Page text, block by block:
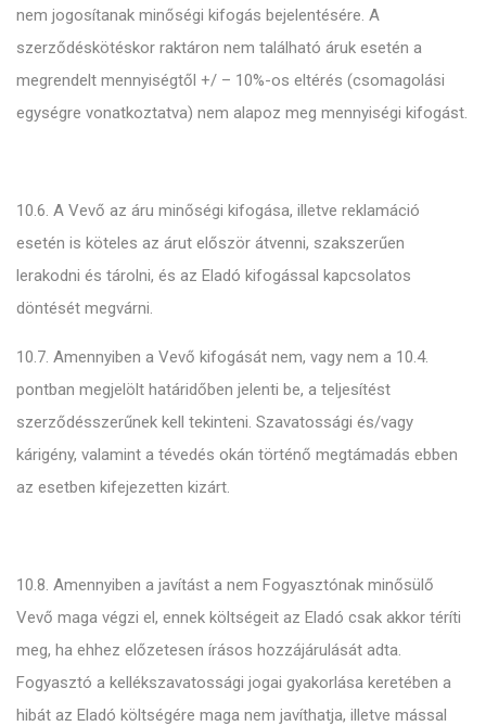
nem jogosítanak minőségi kifogás bejelentésére. A
szerződéskötéskor raktáron nem található áruk esetén a
megrendelt mennyiségtől +/ – 10%-os eltérés (csomagolási
egységre vonatkoztatva) nem alapoz meg mennyiségi kifogást.
10.6. A Vevő az áru minőségi kifogása, illetve reklamáció
esetén is köteles az árut először átvenni, szakszerűen
lerakodni és tárolni, és az Eladó kifogással kapcsolatos
döntését megvárni.
10.7. Amennyiben a Vevő kifogását nem, vagy nem a 10.4.
pontban megjelölt határidőben jelenti be, a teljesítést
szerződésszerűnek kell tekinteni. Szavatossági és/vagy
kárigény, valamint a tévedés okán történő megtámadás ebben
az esetben kifejezetten kizárt.
10.8. Amennyiben a javítást a nem Fogyasztónak minősülő
Vevő maga végzi el, ennek költségeit az Eladó csak akkor téríti
meg, ha ehhez előzetesen írásos hozzájárulását adta.
Fogyasztó a kellékszavatossági jogai gyakorlása keretében a
hibát az Eladó költségére maga nem javíthatja, illetve mással